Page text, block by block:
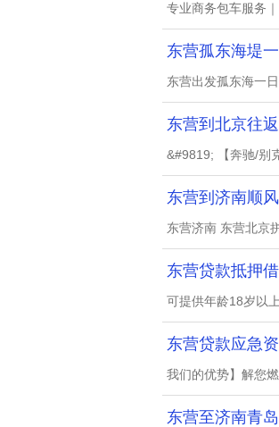
专业商务包车服务
东营孤东海堤
东营出发孤东海一
东营到北京往
&#9819; 【奔驰/别
东营到济南顺
东营济南 东营北京
东营贷款抵押
可提供年龄18岁以
东营贷款应急
我们的优势】解您
东营至济南青